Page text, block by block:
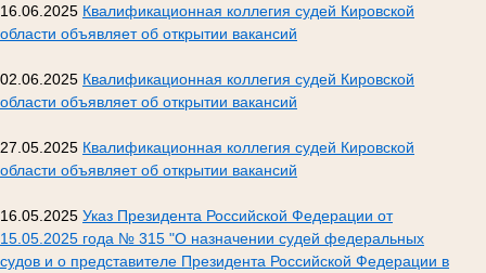
16.06.2025 Квалификационная коллегия судей Кировской
области объявляет об открытии вакансий
02.06.2025 Квалификационная коллегия судей Кировской
области объявляет об открытии вакансий
27.05.2025 Квалификационная коллегия судей Кировской
области объявляет об открытии вакансий
16.05.2025 Указ Президента Российской Федерации от
15.05.2025 года № 315 "О назначении судей федеральных
судов и о представителе Президента Российской Федерации в